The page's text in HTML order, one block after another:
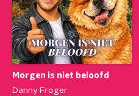
Morgen is niet beloofd
Danny Froger